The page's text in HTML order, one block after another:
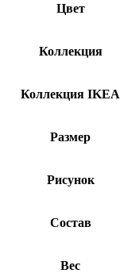
Цвет
Коллекция
Коллекция IKEA
Размер
Рисунок
Состав
Вес